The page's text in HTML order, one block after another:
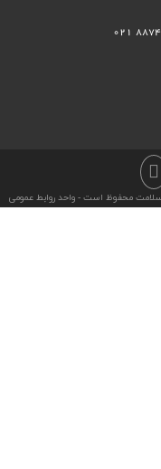
محفوظ است - واحد روابط عمومی